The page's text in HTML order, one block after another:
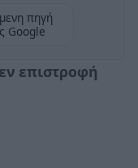
πηγή
Google
επιστροφή